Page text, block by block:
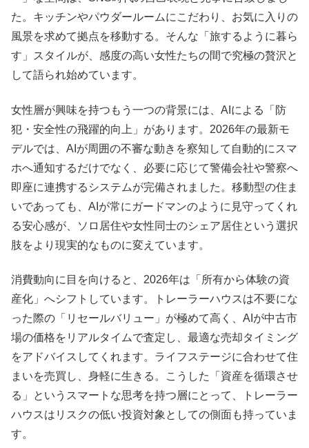
た。キッチンやパウダールームにこだわり、お気に入りの
風景を求めて拠点を移動する。そんな「旅するように暮ら
す」スタイルが、感度の高い女性たちの間で究極の贅沢と
して語られ始めています。
女性層が興味を持つもう一つの背景には、AIによる「防
犯・安全性の飛躍的向上」があります。2026年の最新モ
デルでは、AIが周囲の不審な動きを察知して自動的にスマ
ホへ通知するだけでなく、必要に応じて警備会社や警察へ
即座に連携するシステムが完備されました。移動型の住ま
いであっても、AIが常にガードマンのように見守ってくれ
る安心感が、ソロ居住や女性同士のシェア居住という選択
肢をより現実的なものに変えています。
消費動向に目を向けると、2026年は「所有から体験の資
産化」へシフトしています。トレーラーハウスは不要にな
った際の「リセールバリュー」が極めて高く、AIが中古市
場の価格をリアルタイムで査定し、最適な売却タイミング
をアドバイスしてくれます。ライフステージに合わせて住
まいを売買し、身軽に生きる。こうした「資産を循環させ
る」というスマートな思考を持つ層にとって、トレーラー
ハウスはリスクの低い投資対象としての側面も持っていま
す。